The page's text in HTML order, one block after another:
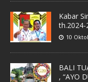
Kabar
th.2024-
10
BALI
, “AYO